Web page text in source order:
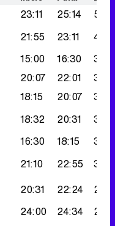
23:11 25:14
21:55 23:11
15:00 16:30
20:07 22:01
18:15 20:07
18:32 20:31
16:30 18:15
21:10 22:55
20:31 22:24
24:00 24:34